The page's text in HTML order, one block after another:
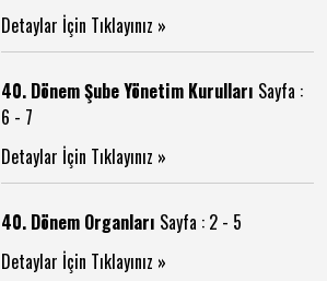
Detaylar İçin Tıklayınız »
40. Dönem Şube Yönetim Kurulları Sayfa :
6 - 7
Detaylar İçin Tıklayınız »
40. Dönem Organları Sayfa : 2 - 5
Detaylar İçin Tıklayınız »